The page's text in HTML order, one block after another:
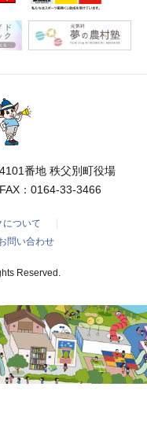
番地 秩父別町役場
：0164-33-3466
について
問い合わせ
Reserved.